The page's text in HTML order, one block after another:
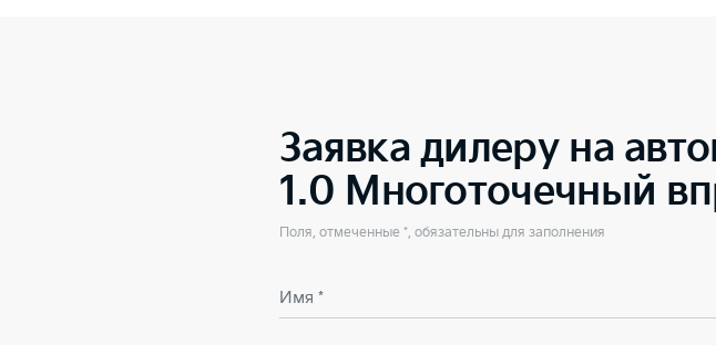
Заявка дилеру на
1.0 Многоточечный
Поля, отмеченные *, обязательны для заполнения
Имя *